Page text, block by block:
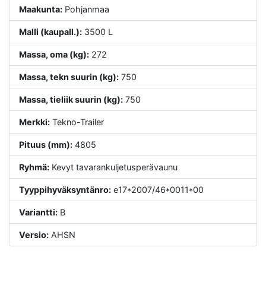
Maakunta: Pohjanmaa
Malli (kaupall.): 3500 L
Massa, oma (kg): 272
Massa, tekn suurin (kg): 750
Massa, tieliik suurin (kg): 750
Merkki: Tekno-Trailer
Pituus (mm): 4805
Ryhmä: Kevyt tavarankuljetusperävaunu
Tyyppihyväksyntänro: e17*2007/46*0011*00
Variantti: B
Versio: AHSN